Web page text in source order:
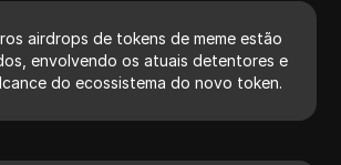
airdrops de tokens de meme estão
envolvendo os atuais detentores e
do ecossistema do novo token.